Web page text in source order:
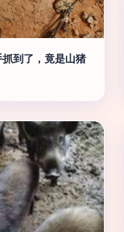
抓到了，竟是山猪